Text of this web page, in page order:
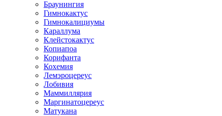
Браунингия
Гимнокактус
Гимнокалициумы
Караллума
Клейстокактус
Копиапоа
Корифанта
Кохемия
Лемэроцереус
Лобивия
Маммиллярия
Маргинатоцереус
Матукана